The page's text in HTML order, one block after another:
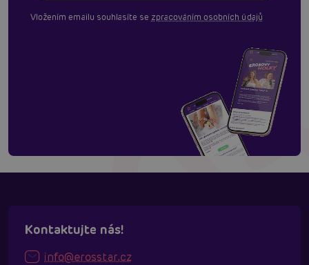
Vložením emailu souhlasíte se zpracováním osobních údajů
Kontaktujte nás!
info@erosstar.cz